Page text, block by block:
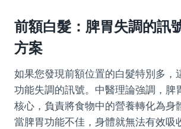
前額白髮：脾胃失調的訊
方案
如果您發現前額位置的白髮特別多，
功能失調的訊號。中醫理論強調，脾
核心，負責將食物中的營養轉化為身
當脾胃功能不佳，身體就無法有效吸